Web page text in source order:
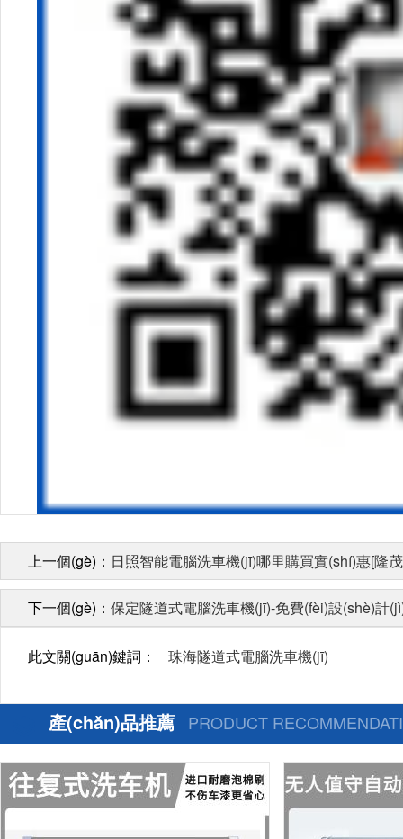
上一個(gè)： 日照智能電腦洗車機(jī)哪里購買實(shí)惠[隆
下一個(gè)： 保定隧道式電腦洗車機(jī)-免費(fèi)設(shè)計
此文關(guān)鍵詞： 珠海隧道式電腦洗車機(jī)
產(chǎn)品推薦 PRODUCT